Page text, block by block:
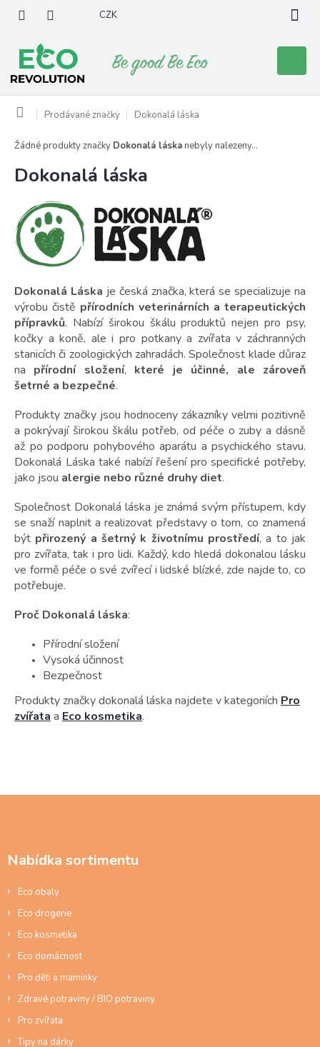
obsah
CZK
košík
Domů Prodávané značky Dokonalá láska
Dokonalá láska
Dokonalá Láska je česká značka, která se specializuje na
výrobu čistě přírodních veterinárních a terapeutických
přípravků. Nabízí širokou škálu produktů nejen pro psy,
kočky a koně, ale i pro potkany a zvířata v záchranných
stanicích či zoologických zahradách. Společnost klade důraz
na přírodní složení, které je účinné, ale zároveň
šetrné a bezpečné.
Produkty značky jsou hodnoceny zákazníky velmi pozitivně
a pokrývají širokou škálu potřeb, od péče o zuby a dásně
až po podporu pohybového aparátu a psychického stavu.
Dokonalá Láska také nabízí řešení pro specifické potřeby,
jako jsou alergie nebo různé druhy diet.
Společnost Dokonalá láska je známá svým přístupem, kdy
se snaží naplnit a realizovat představy o tom, co znamená
být přirozený a šetrný k životnímu prostředí, a to jak
pro zvířata, tak i pro lidi. Každý, kdo hledá dokonalou lásku
ve formě péče o své zvířecí i lidské blízké, zde najde to, co
potřebuje.
Proč Dokonalá láska:
Přírodní složení
Vysoká účinnost
Bezpečnost
Produkty značky dokonalá láska najdete v kategoriích Pro
zvířata a Eco kosmetika.
Žádné produkty značky Dokonalá láska nebyly nalezeny...
Nabídka sortimentu
Eco obaly
Eco drogerie
Eco kosmetika
Eco domácnost
Pro děti a maminky
Zdravé potraviny / BIO potraviny
Pro zvířata
Tipy na dárky